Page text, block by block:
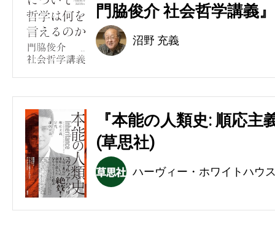
門脇俊介 社会哲学講義
沼野 充義
『本能の人類史: 順応
(草思社)
ハーヴィー・ホワイトハウ